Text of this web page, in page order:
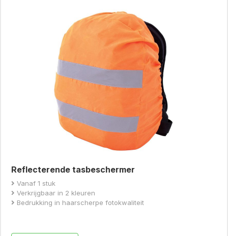
Reflecterende tasbeschermer
Vanaf 1 stuk
Verkrijgbaar in 2 kleuren
Bedrukking in haarscherpe fotokwaliteit